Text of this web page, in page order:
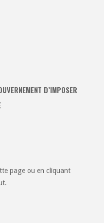
D’IMPOSER
page ou en cliquant